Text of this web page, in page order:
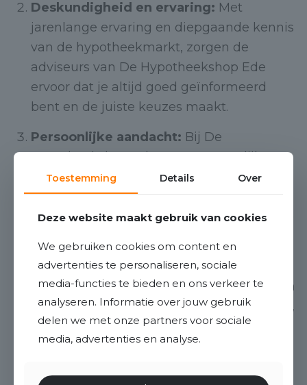
Deskundigheid en ervaring: Met
jarenlange ervaring en diepgaande kennis
van de hypotheekmarkt, zorgen de
adviseurs van De Hypotheekshop Ede
ervoor dat je altijd goed geïnformeerd
bent en de juiste keuzes maakt.
Persoonlijke aandacht: Bij De
Hypotheekshop Ede staat persoonlijke
aandacht voorop. Zij nemen de tijd om
jouw wensen en mogelijkheden te
bespreken en begeleiden je stap voor stap
Breed vergelijkingsaanbod:De
Hypotheekshop Ede vergelijkt hypotheken
van alle grote banken en geldverstrekkers,
zodat je verzekerd bent van de beste
voorwaarden en rente.
Toestemming Details Over
Deze website maakt gebruik van cookies
We gebruiken cookies om content en
advertenties te personaliseren, sociale
media-functies te bieden en ons verkeer te
analyseren. Informatie over jouw gebruik
delen we met onze partners voor sociale
media, advertenties en analyse.